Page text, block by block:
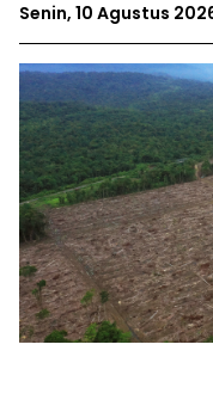
Senin, 10 Agustus